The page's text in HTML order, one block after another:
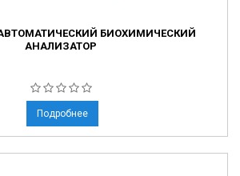
АВТОМАТИЧЕСКИЙ БИОХИМИЧЕСКИЙ
АНАЛИЗАТОР
Подробнее